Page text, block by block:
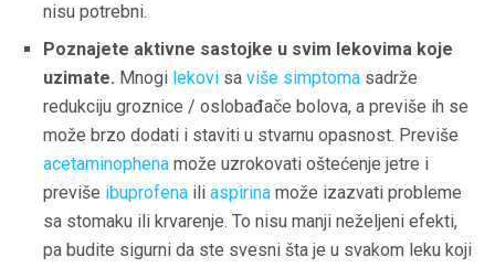
nisu potrebni.
Poznajete aktivne sastojke u svim lekovima koje
uzimate. Mnogi lekovi sa više simptoma sadrže
redukciju groznice / oslobađače bolova, a previše ih se
može brzo dodati i staviti u stvarnu opasnost. Previše
acetaminophena može uzrokovati oštećenje jetre i
previše ibuprofena ili aspirina može izazvati probleme
sa stomaku ili krvarenje. To nisu manji neželjeni efekti,
pa budite sigurni da ste svesni šta je u svakom leku koji